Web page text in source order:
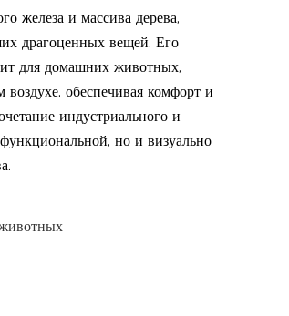
железа и массива дерева,
драгоценных вещей. Его
для домашних животных,
обеспечивая комфорт и
индустриального и
но и визуально